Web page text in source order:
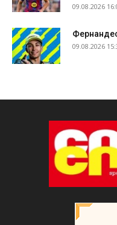
09.08.2026
09.08.2026